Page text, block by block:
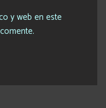
y web en este